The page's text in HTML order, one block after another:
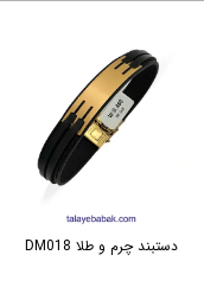
دستبند چرم و طلا DM018